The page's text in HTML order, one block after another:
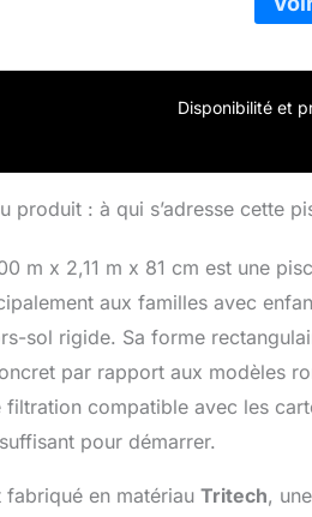
Disponibilité et
produit : à qui s’adresse cette
m x 2,11 m x 81 cm est une
aux familles avec
sol rigide. Sa forme
par rapport aux modèles
filtration compatible avec les
pour démarrer.
fabriqué en matériau Tritech,